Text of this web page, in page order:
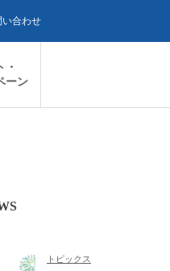
い合わせ
・
ーン
トピックス